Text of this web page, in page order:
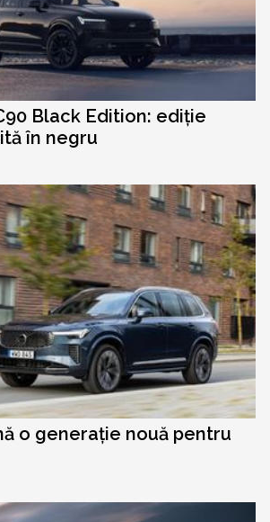
Black Edition: ediție
în negru
o generație nouă pentru